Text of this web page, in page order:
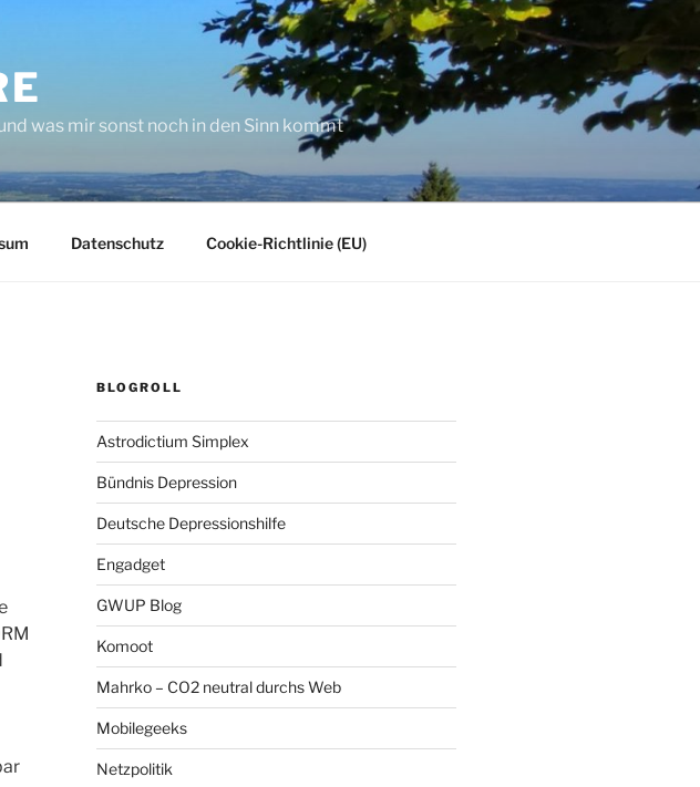
was mir sonst noch in den Sinn kommt
Datenschutz Cookie-Richtlinie (EU)
BLOGROLL
Astrodictium Simplex
Bündnis Depression
Deutsche Depressionshilfe
Engadget
GWUP Blog
Komoot
Mahrko – CO2 neutral durchs Web
Mobilegeeks
Netzpolitik